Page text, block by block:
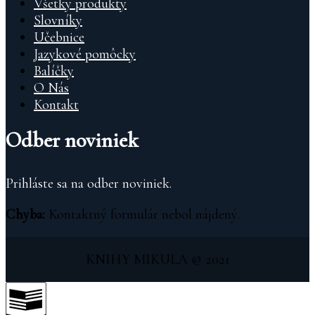
Všetky produkty
Slovníky
Učebnice
Jazykové pomôcky
Balíčky
O Nás
Kontakt
Odber noviniek
Prihláste sa na odber noviniek.
Chyba: Kontaktný formulár nebol nájdený.
KNIHY MIKULA © 2021